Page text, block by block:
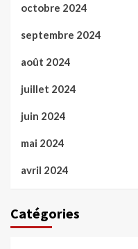
octobre 2024
septembre 2024
août 2024
juillet 2024
juin 2024
mai 2024
avril 2024
Catégories